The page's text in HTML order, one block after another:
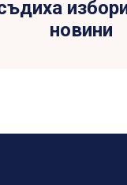
новини